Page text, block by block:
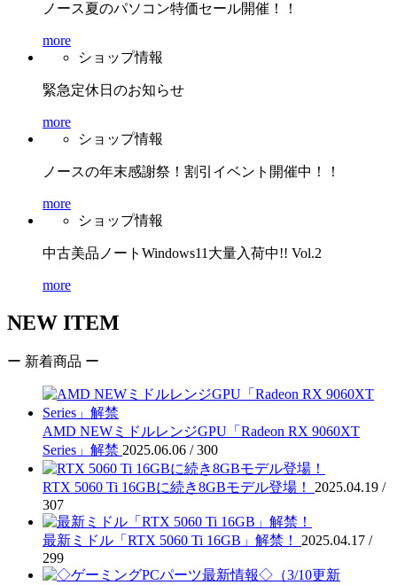
ノース夏のパソコン特価セール開催！！
more
ショップ情報
緊急定休日のお知らせ
more
ショップ情報
ノースの年末感謝祭！割引イベント開催中！！
more
ショップ情報
中古美品ノートWindows11大量入荷中!! Vol.2
more
NEW ITEM
ー 新着商品 ー
AMD NEWミドルレンジGPU「Radeon RX 9060XT
Series」解禁 2025.06.06 /300
RTX 5060 Ti 16GBに続き8GBモデル登場！ 2025.04.19 /
307
最新ミドル「RTX 5060 Ti 16GB」解禁！ 2025.04.17 /
299